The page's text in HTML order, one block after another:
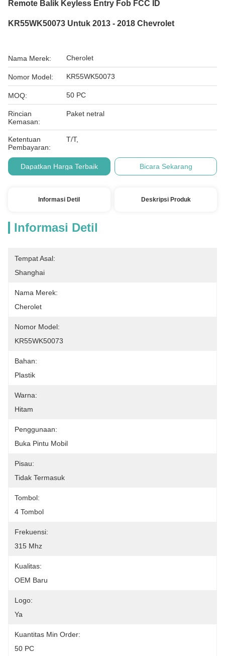
Remote Balik Keyless Entry Fob FCC ID
KR55WK50073 Untuk 2013 - 2018 Chevrolet
Nama Merek: Cherolet
Nomor Model: KR55WK50073
MOQ: 50 PC
Rincian
Kemasan:
Paket netral
Ketentuan
Pembayaran:
T/T,
Dapatkan Harga Terbaik Bicara Sekarang
Informasi Detil Deskripsi Produk
Informasi Detil
Tempat Asal:
Shanghai
Nama Merek:
Cherolet
Nomor Model:
KR55WK50073
Bahan:
Plastik
Warna:
Hitam
Penggunaan:
Buka Pintu Mobil
Pisau:
Tidak Termasuk
Tombol:
4 Tombol
Frekuensi:
315 Mhz
Kualitas:
OEM Baru
Logo:
Ya
Kuantitas Min Order:
50 PC